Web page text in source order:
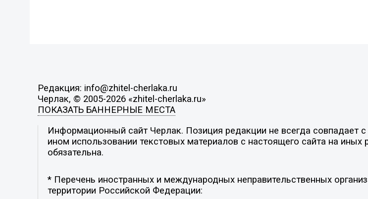
Редакция: info@zhitel-cherlaka.ru
Черлак, © 2005-2026 «zhitel-cherlaka.ru»
ПОКАЗАТЬ БАННЕРНЫЕ МЕСТА
Информационный сайт Черлак. Позиция редакции не всегда совпадает
ином использовании текстовых материалов с настоящего сайта на иных
обязательна.
* Перечень иностранных и международных неправительственных
территории Российской Федерации: